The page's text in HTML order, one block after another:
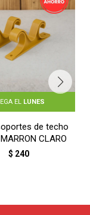
EL LUNES
de techo
CLARO
$ 240